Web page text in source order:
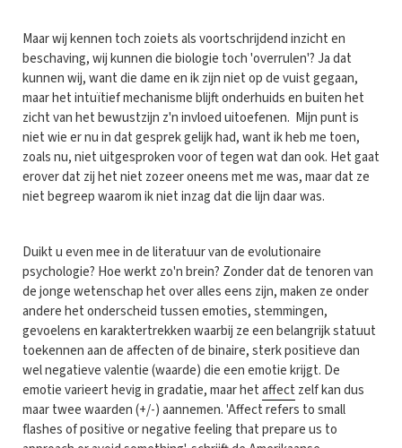
Maar wij kennen toch zoiets als voortschrijdend inzicht en
beschaving, wij kunnen die biologie toch 'overrulen'? Ja dat
kunnen wij, want die dame en ik zijn niet op de vuist gegaan,
maar het intuïtief mechanisme blijft onderhuids en buiten het
zicht van het bewustzijn z'n invloed uitoefenen. Mijn punt is
niet wie er nu in dat gesprek gelijk had, want ik heb me toen,
zoals nu, niet uitgesproken voor of tegen wat dan ook. Het gaat
erover dat zij het niet zozeer oneens met me was, maar dat ze
niet begreep waarom ik niet inzag dat die lijn daar was.
Duikt u even mee in de literatuur van de evolutionaire
psychologie? Hoe werkt zo'n brein? Zonder dat de tenoren van
de jonge wetenschap het over alles eens zijn, maken ze onder
andere het onderscheid tussen emoties, stemmingen,
gevoelens en karaktertrekken waarbij ze een belangrijk statuut
toekennen aan de affecten of de binaire, sterk positieve dan
wel negatieve valentie (waarde) die een emotie krijgt. De
emotie varieert hevig in gradatie, maar hetaffect zelf kan dus
maar twee waarden (+/-) aannemen. 'Affect refers to small
flashes of positive or negative feeling that prepare us to